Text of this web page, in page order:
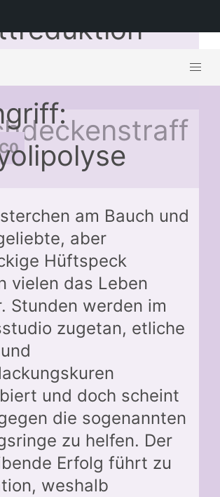
am Bauch und
aber
Hüftspeck
vielen das Leben
Stunden werden im
zugetan, etliche
und doch scheint
die sogenannten
zu helfen. Der
Erfolg führt zu
weshalb